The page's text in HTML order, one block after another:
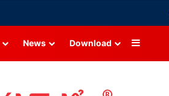
News Download Sidebar